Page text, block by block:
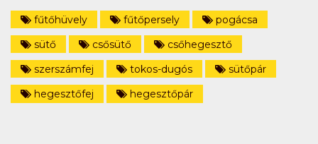
fűtőhüvely fűtőpersely
pogácsa
sütő
csősütő
csőhegesztő
szerszámfej
tokos-dugós
sütőpár
hegesztőfej
hegesztőpár